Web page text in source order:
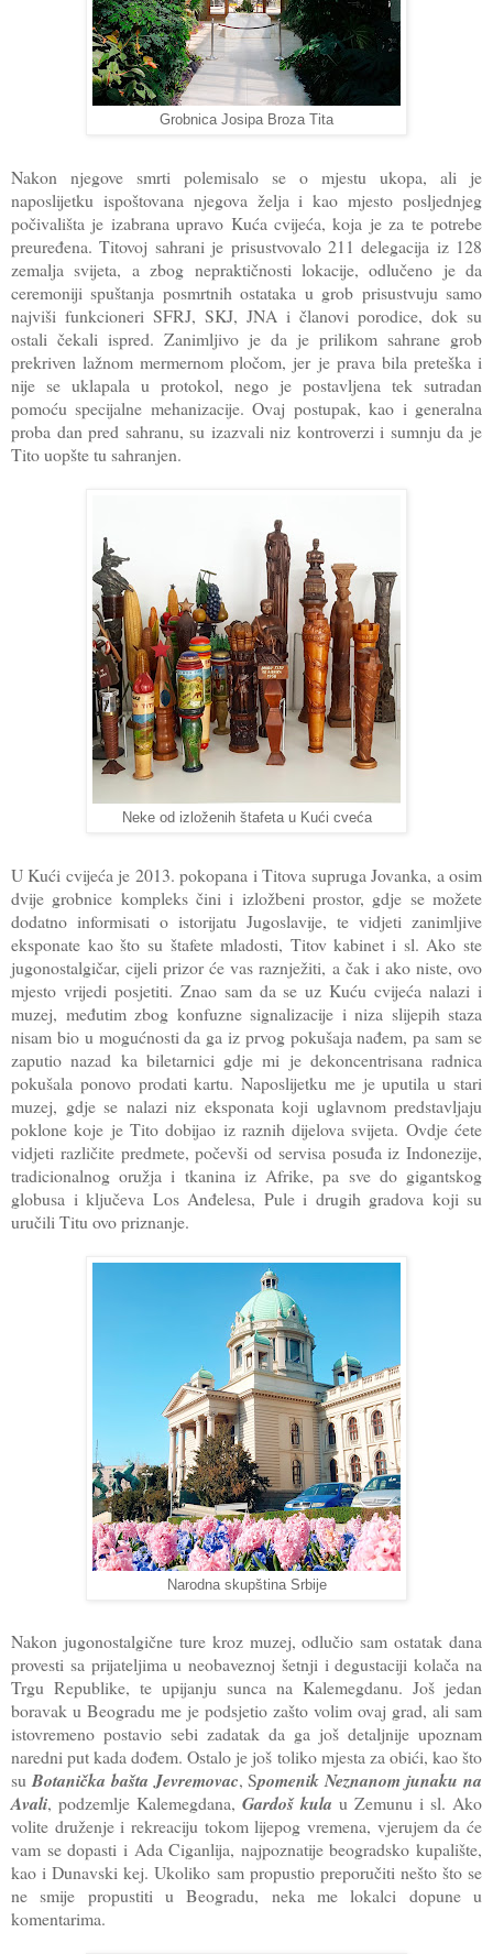
Grobnica Josipa Broza Tita
Nakon njegove smrti polemisalo se o mjestu ukopa, ali je
naposlijetku ispoštovana njegova želja i kao mjesto posljednjeg
počivališta je izabrana upravo Kuća cvijeća, koja je za te potrebe
preuređena. Titovoj sahrani je prisustvovalo 211 delegacija iz 128
zemalja svijeta, a zbog nepraktičnosti lokacije, odlučeno je da
ceremoniji spuštanja posmrtnih ostataka u grob prisustvuju samo
najviši funkcioneri SFRJ, SKJ, JNA i članovi porodice, dok su
ostali čekali ispred. Zanimljivo je da je prilikom sahrane grob
prekriven lažnom mermernom pločom, jer je prava bila preteška i
nije se uklapala u protokol, nego je postavljena tek sutradan
pomoću specijalne mehanizacije. Ovaj postupak, kao i generalna
proba dan pred sahranu, su izazvali niz kontroverzi i sumnju da je
Tito uopšte tu sahranjen.
Neke od izloženih štafeta u Kući cveća
U Kući cvijeća je 2013. pokopana i Titova supruga Jovanka, a osim
dvije grobnice kompleks čini i izložbeni prostor, gdje se možete
dodatno informisati o istorijatu Jugoslavije, te vidjeti zanimljive
eksponate kao što su štafete mladosti, Titov kabinet i sl. Ako ste
jugonostalgičar, cijeli prizor će vas raznježiti, a čak i ako niste, ovo
mjesto vrijedi posjetiti. Znao sam da se uz Kuću cvijeća nalazi i
muzej, međutim zbog konfuzne signalizacije i niza slijepih staza
nisam bio u mogućnosti da ga iz prvog pokušaja nađem, pa sam se
zaputio nazad ka biletarnici gdje mi je dekoncentrisana radnica
pokušala ponovo prodati kartu. Naposlijetku me je uputila u stari
muzej, gdje se nalazi niz eksponata koji uglavnom predstavljaju
poklone koje je Tito dobijao iz raznih dijelova svijeta. Ovdje ćete
vidjeti različite predmete, počevši od servisa posuđa iz Indonezije,
tradicionalnog oružja i tkanina iz Afrike, pa sve do gigantskog
globusa i ključeva Los Anđelesa, Pule i drugih gradova koji su
uručili Titu ovo priznanje.
Narodna skupština Srbije
Nakon jugonostalgične ture kroz muzej, odlučio sam ostatak dana
provesti sa prijateljima u neobaveznoj šetnji i degustaciji kolača na
Trgu Republike, te upijanju sunca na Kalemegdanu. Još jedan
boravak u Beogradu me je podsjetio zašto volim ovaj grad, ali sam
istovremeno postavio sebi zadatak da ga još detaljnije upoznam
naredni put kada dođem. Ostalo je još toliko mjesta za obići, kao što
suBotanička bašta Jevremovac, Spomenik Neznanom junaku na
Avali, podzemlje Kalemegdana, Gardoš kula u Zemunu i sl. Ako
volite druženje i rekreaciju tokom lijepog vremena, vjerujem da će
vam se dopasti i Ada Ciganlija, najpoznatije beogradsko kupalište,
kao i Dunavski kej. Ukoliko sam propustio preporučiti nešto što se
ne smije propustiti u Beogradu, neka me lokalci dopune u
komentarima.